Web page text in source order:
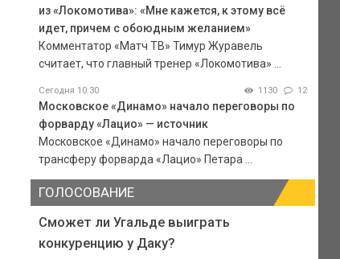
из «Локомотива»: «Мне кажется, к этому всё
идет, причем с обоюдным желанием»
Комментатор «Матч ТВ» Тимур Журавель
считает, что главный тренер «Локомотива» ...
Сегодня 10:30 1130 12
Московское «Динамо» начало переговоры по
форварду «Лацио» — источник
Московское «Динамо» начало переговоры по
трансферу форварда «Лацио» Петара ...
ГОЛОСОВАНИЕ
Сможет ли Угальде выиграть
конкуренцию у Даку?